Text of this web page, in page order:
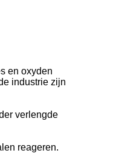
en oxyden
industrie zijn
verlengde
reageren.